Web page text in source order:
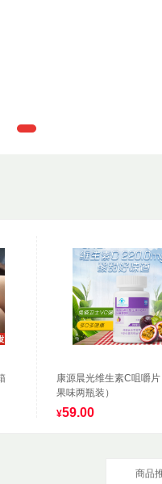
康源晨光维生素C咀嚼
果味两瓶装）
¥59.00
商品